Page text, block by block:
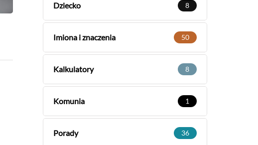
Dziecko 8
Imiona i znaczenia 50
Kalkulatory 8
Komunia 1
Porady 36